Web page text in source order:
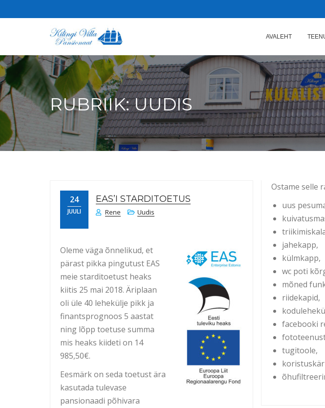
KILINGI VILLA AVALEHT
RUBRIIK:UUDIS
24
JUULI
EAS’I STARDITOETUS
Rene Uudis
Oleme väga õnnelikud, et
pärast pikka pingutust EAS
meie starditoetust heaks
kiitis 25 mai 2018. Äriplaan
oli üle 40 lehekülje pikk ja
finantsprognoos 5 aastat
ning lõpp toetuse summa
mis heaks kiideti on 14
985,50€.
Eesmärk on seda toetust ära
kasutada tulevase
pansionaadi põhivara
Ostame selle
uus
jahekapp,
külmkapp,
wc poti
mõned
riidekapid,
facebooki
tugitoole,